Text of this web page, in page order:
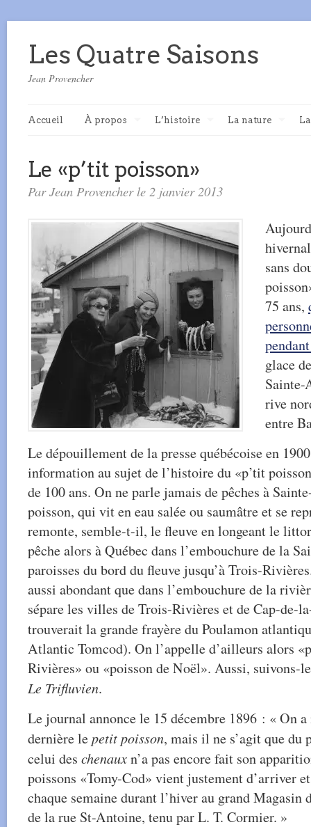
Les Quatre Saisons
Jean Provencher
Accueil À propos L’histoire La nature
Le «p’tit poisson»
Par Jean Provencher le 2 janvier 2013
sans
75 ans,
glace
Sainte-
rive
entre
Le dépouillement de la presse québécoise en
information au sujet de l’histoire du «p’tit
de 100 ans. On ne parle jamais de pêches à
poisson, qui vit en eau salée ou saumâtre et se
remonte, semble-t-il, le fleuve en longeant le
pêche alors à Québec dans l’embouchure de la
paroisses du bord du fleuve jusqu’à Trois-
aussi abondant que dans l’embouchure de la
sépare les villes de Trois-Rivières et de Cap-de-
trouverait la grande frayère du Poulamon
Atlantic Tomcod). On l’appelle d’ailleurs alors
Rivières» ou «poisson de Noël». Aussi, suivons-
Le Trifluvien.
Le journal annonce le 15 décembre 1896 : « On
dernière lepetit poisson, mais il ne s’agit que du
celui des chenauxn’a pas encore fait son
poissons «Tomy-Cod» vient justement d’arriver
chaque semaine durant l’hiver au grand Magasin
de la rue St-Antoine, tenu par L. T. Cormier. »